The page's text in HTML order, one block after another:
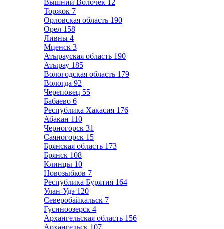
Вышний Волочёк 12
Торжок 7
Орловская область 190
Орел 158
Ливны 4
Мценск 3
Атырауская область 190
Атырау 185
Вологодская область 179
Вологда 92
Череповец 55
Бабаево 6
Республика Хакасия 176
Абакан 110
Черногорск 31
Саяногорск 15
Брянская область 173
Брянск 108
Клинцы 10
Новозыбков 7
Республика Бурятия 164
Улан-Удэ 120
Северобайкальск 7
Гусиноозерск 4
Архангельская область 156
Архангельск 107